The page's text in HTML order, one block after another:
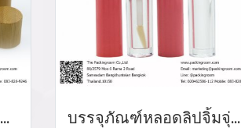
บรรจุภัณฑ์แท่งลิปสติก หลอดลิปแท่ง Lip stick package/ Lip tube สีแดงเงาฝาปิดแม่เหล็ก จำหน่ายบรรจุภัณฑ์เครื่องสำอางทุกประเภท บรรจุภัณฑ์หลอดลิปจิ้มจุ่ม หลอดลิปกลอส bottle lip gloss/ lip bottle ขวดลิป บรรจุภัณฑ์ใส่ลิป จำหน่ายบรรจุภัณฑ์เครื่องสำอางรรจุภัณฑ์เครื่องสำอางทุกประเภท